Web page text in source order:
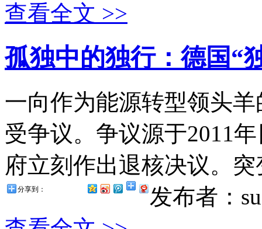
查看全文 >>
孤独中的独行：德国“
一向作为能源转型领头
受争议。争议源于2011
府立刻作出退核决议。
发布者：
分享到：